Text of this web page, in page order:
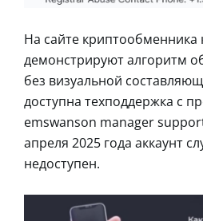
На сайте криптообменника
демонстрируют алгоритм
без визуальной
доступна техподдержка с
emswanson manager
апреля 2025 года аккаунт
недоступен.